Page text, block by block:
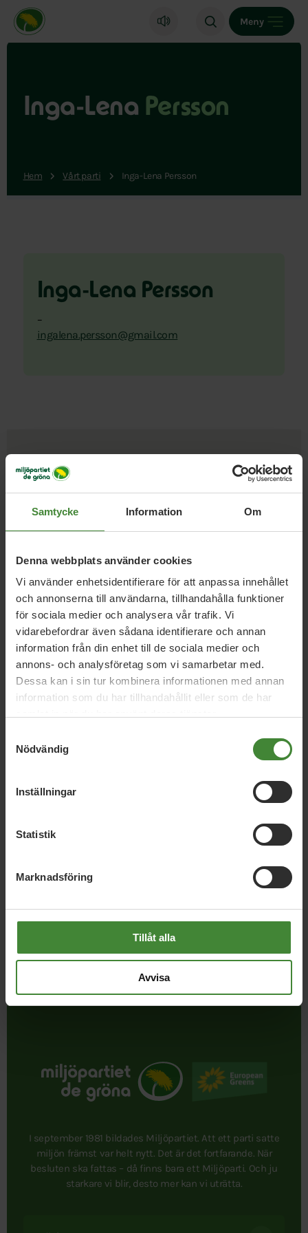
Samtycke Information Om
Denna webbplats använder cookies
Vi använder enhetsidentifierare för att anpassa innehållet
och annonserna till användarna, tillhandahålla funktioner
för sociala medier och analysera vår trafik. Vi
vidarebefordrar även sådana identifierare och annan
information från din enhet till de sociala medier och
annons- och analysföretag som vi samarbetar med.
Dessa kan i sin tur kombinera informationen med annan
information som du har tillhandahållit eller som de har
Nödvändig
Inställningar
Statistik
Marknadsföring
Tillåt alla
Avvisa
Miljöpartiet de gröna, startsida
Meny
Inga-Lena Persson
Hem Vårt parti Inga-Lena Persson
Inga-Lena Persson
–
ingalena.persson@gmail.com
Uppdrag med
Inga-Lena
Persson
Valberedningen Miljöpartiet
Härryda
Inga-Lena Persson Marcus Berggren
Roland
Jonsson
Dela denna sida och hjälp oss
Uppdaterad 2026-08-07
I september 1981 bildades Miljöpartiet. Att ett parti satte
miljön främst var helt nytt. Det är det fortfarande. När
besluten ska fattas – då finns bara ett Miljöparti. Och ju
starkare vi blir, desto mer kan vi uträtta.